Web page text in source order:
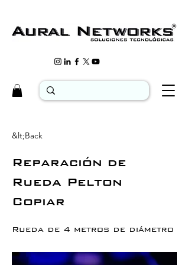
&lt;Back
Reparación de
Rueda Pelton
Copiar
Rueda de 4 metros de diámetro